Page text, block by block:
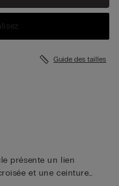
Guide des tailles
présente un lien
et une ceinture